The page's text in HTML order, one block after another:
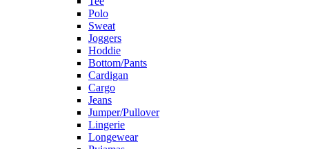
Polo
Sweat
Joggers
Hoddie
Bottom/Pants
Cardigan
Cargo
Jeans
Jumper/Pullover
Lingerie
Longewear